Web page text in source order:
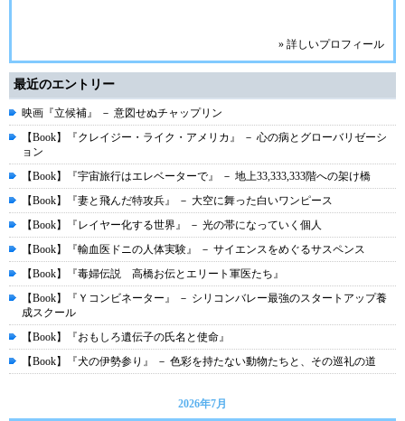
» 詳しいプロフィール
最近のエントリー
映画『立候補』 － 意図せぬチャップリン
【Book】『クレイジー・ライク・アメリカ』 － 心の病とグローバリゼーシ
ョン
【Book】『宇宙旅行はエレベーターで』 － 地上33,333,333階への架け橋
【Book】『妻と飛んだ特攻兵』 － 大空に舞った白いワンピース
【Book】『レイヤー化する世界』 － 光の帯になっていく個人
【Book】『輸血医ドニの人体実験』 － サイエンスをめぐるサスペンス
【Book】『毒婦伝説 高橋お伝とエリート軍医たち』
【Book】『Ｙコンビネーター』 － シリコンバレー最強のスタートアップ養
成スクール
【Book】『おもしろ遺伝子の氏名と使命』
【Book】『犬の伊勢参り』 － 色彩を持たない動物たちと、その巡礼の道
2026年7月